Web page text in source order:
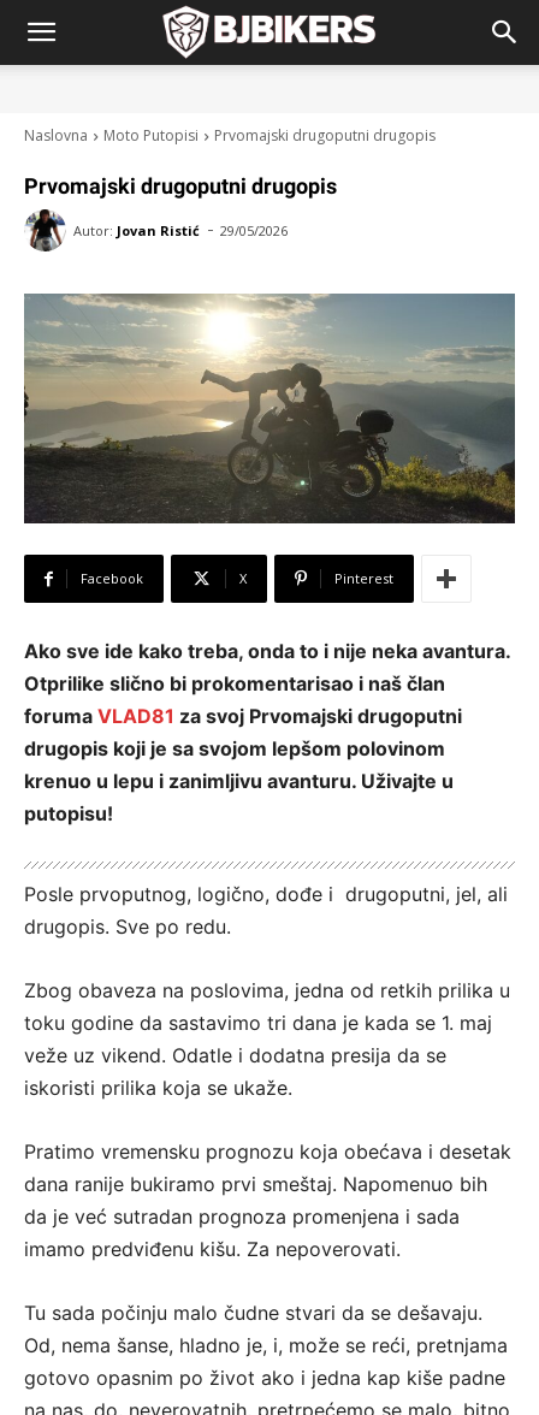
Naslovna Moto Putopisi Prvomajski drugoputni drugopis
Prvomajski drugoputni drugopis
Autor: Jovan Ristić - 29/05/2026
Facebook X Pinterest
Ako sve ide kako treba, onda to i nije neka avantura.
Otprilike slično bi prokomentarisao i naš član
foruma VLAD81 za svoj Prvomajski drugoputni
drugopis koji je sa svojom lepšom polovinom
krenuo u lepu i zanimljivu avanturu. Uživajte u
putopisu!
Posle prvoputnog, logično, dođe i drugoputni, jel, ali
drugopis. Sve po redu.
Zbog obaveza na poslovima, jedna od retkih prilika u
toku godine da sastavimo tri dana je kada se 1. maj
veže uz vikend. Odatle i dodatna presija da se
iskoristi prilika koja se ukaže.
Pratimo vremensku prognozu koja obećava i desetak
dana ranije bukiramo prvi smeštaj. Napomenuo bih
da je već sutradan prognoza promenjena i sada
imamo predviđenu kišu. Za nepoverovati.
Tu sada počinju malo čudne stvari da se dešavaju.
Od, nema šanse, hladno je, i, može se reći, pretnjama
gotovo opasnim po život ako i jedna kap kiše padne
na nas, do, neverovatnih, pretrpećemo se malo, bitno